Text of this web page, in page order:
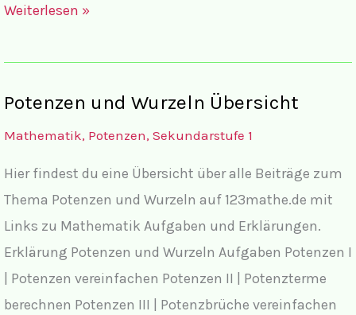
Polynomgleichungen
Weiterlesen »
Potenzen und Wurzeln Übersicht
Mathematik, Potenzen, Sekundarstufe 1
Hier findest du eine Übersicht über alle Beiträge zum
Thema Potenzen und Wurzeln auf 123mathe.de mit
Links zu Mathematik Aufgaben und Erklärungen.
Erklärung Potenzen und Wurzeln Aufgaben Potenzen I
| Potenzen vereinfachen Potenzen II | Potenzterme
berechnen Potenzen III | Potenzbrüche vereinfachen